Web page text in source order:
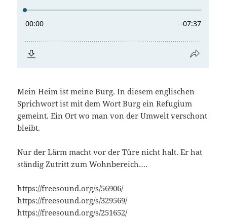
Mein Heim ist meine Burg. In diesem englischen
Sprichwort ist mit dem Wort Burg ein Refugium
gemeint. Ein Ort wo man von der Umwelt verschont
bleibt.
Nur der Lärm macht vor der Türe nicht halt. Er hat
ständig Zutritt zum Wohnbereich….
https://freesound.org/s/56906/
https://freesound.org/s/329569/
https://freesound.org/s/251652/